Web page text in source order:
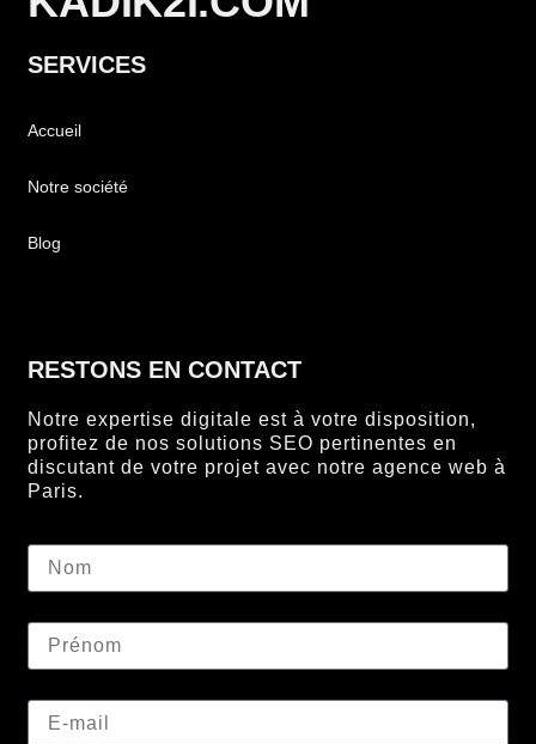
SERVICES
Accueil
Notre société
Blog
RESTONS EN CONTACT
Notre expertise digitale est à votre disposition,
profitez de nos solutions SEO pertinentes en
discutant de votre projet avec notre agence web à
Paris.